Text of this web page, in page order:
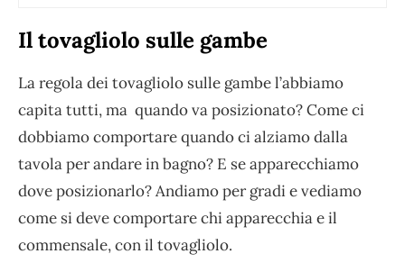
Il tovagliolo sulle gambe
La regola dei tovagliolo sulle gambe l’abbiamo
capita tutti, ma quando va posizionato? Come ci
dobbiamo comportare quando ci alziamo dalla
tavola per andare in bagno? E se apparecchiamo
dove posizionarlo? Andiamo per gradi e vediamo
come si deve comportare chi apparecchia e il
commensale, con il tovagliolo.